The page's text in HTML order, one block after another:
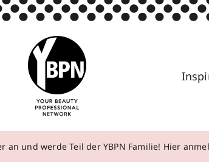
an und werde Teil der YBPN Familie! Hier